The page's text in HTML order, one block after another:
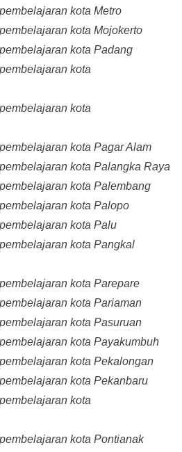
kota Metro
kota Mojokerto
kota Padang
kota
kota
kota Pagar Alam
kota Palangka Raya
kota Palembang
kota Palopo
kota Palu
kota Pangkal
kota Parepare
kota Pariaman
kota Pasuruan
kota Payakumbuh
kota Pekalongan
kota Pekanbaru
kota
kota Pontianak